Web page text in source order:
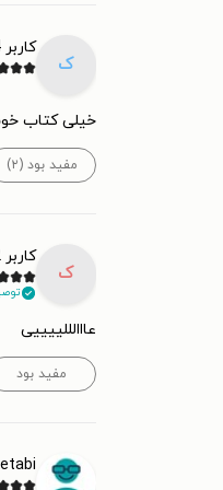
ک
کاربر 9021914
خیلی کتاب
مفید بود (۲)
ک
کاربر 12368082
عااالللییییی
مفید بود